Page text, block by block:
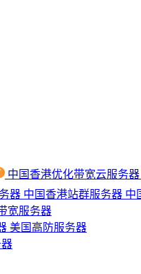
中国香港优化带宽云服务器
器 中国香港站群服务器 中
宽服务器
美国高防服务器